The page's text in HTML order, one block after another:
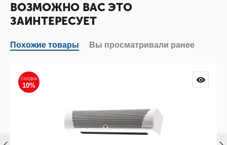
ВОЗМОЖНО ВАС ЭТО
ЗАИНТЕРЕСУЕТ
Похожие товары Вы просматривали ранее
СКИДКА
10%